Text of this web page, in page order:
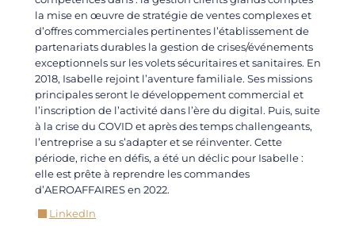
la mise en œuvre de stratégie de ventes complexes et
d’offres commerciales pertinentes l’établissement de
partenariats durables la gestion de crises/événements
exceptionnels sur les volets sécuritaires et sanitaires. En
2018, Isabelle rejoint l’aventure familiale. Ses missions
principales seront le développement commercial et
l’inscription de l’activité dans l’ère du digital. Puis, suite
à la crise du COVID et après des temps challengeants,
l’entreprise a su s’adapter et se réinventer. Cette
période, riche en défis, a été un déclic pour Isabelle :
elle est prête à reprendre les commandes
d’AEROAFFAIRES en 2022.
LinkedIn